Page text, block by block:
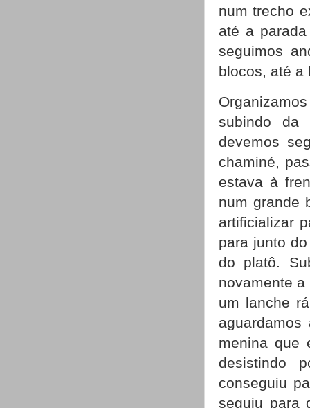
num trecho
até a
seguimos
blocos, até
subindo da
devemos
chaminé,
estava à
num grande
artificializar
para junto
do platô.
novamente a
um lanche
menina que
desistindo
conseguiu
seguiu para